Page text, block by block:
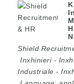
Shield
Inxhinieri-
Industriale -